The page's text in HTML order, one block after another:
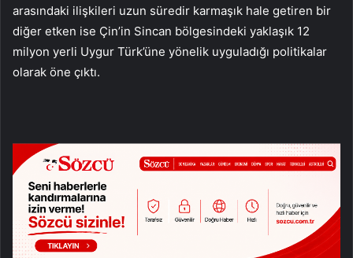
arasındaki ilişkileri uzun süredir karmaşık hale getiren bir
diğer etken ise Çin’in Sincan bölgesindeki yaklaşık 12
milyon yerli Uygur Türk’üne yönelik uyguladığı politikalar
olarak öne çıktı.